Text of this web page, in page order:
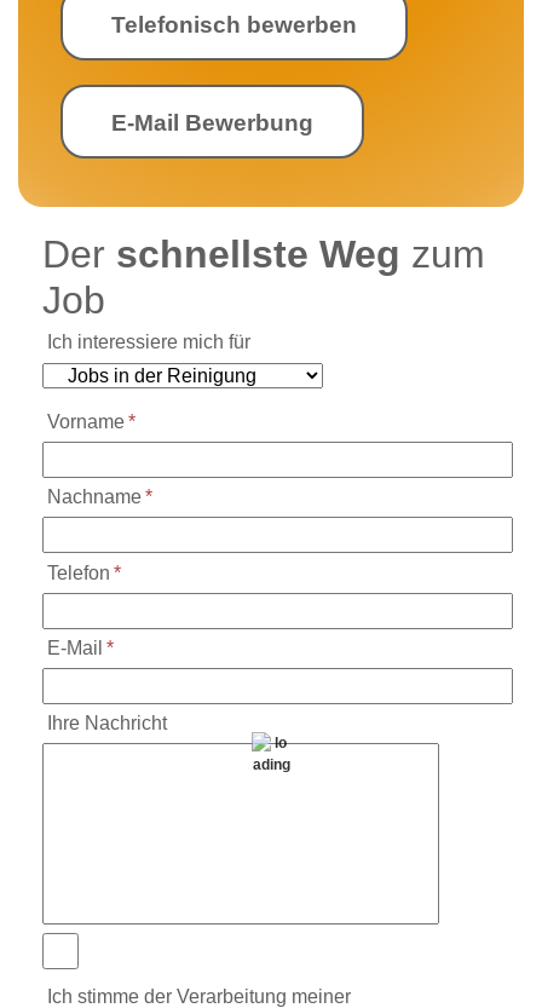
Telefonisch bewerben
E-Mail Bewerbung
Der schnellste Weg zum
Job
Ich interessiere mich für
Vorname*
Nachname*
Telefon *
E-Mail *
Ihre Nachricht
Ich stimme der Verarbeitung meiner